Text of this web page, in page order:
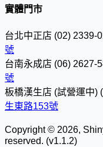
實體門市
台北中正店 (02) 2339-
號
台南永成店 (06) 2627-
號
板橋漢生店 (試營運中)
生東路153號
Copyright © 2026,
reserved. (v1.1.2)